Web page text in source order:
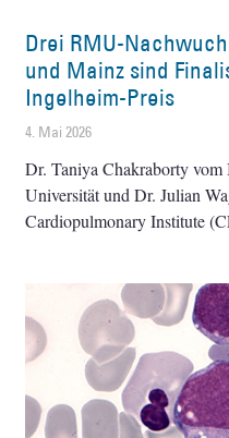
Drei RMU-
und Mainz sind
Ingelheim-Preis
4. Mai 2026
Dr. Taniya Chakraborty
Universität und Dr. Julian
Cardiopulmonary Institute